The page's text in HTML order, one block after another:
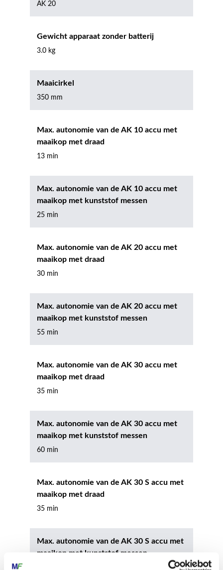
AK 20
Gewicht apparaat zonder batterij
3.0 kg
Maaicirkel
350 mm
Max. autonomie van de AK 10 accu met
maaikop met draad
13 min
Max. autonomie van de AK 10 accu met
maaikop met kunststof messen
25 min
Max. autonomie van de AK 20 accu met
maaikop met draad
30 min
Max. autonomie van de AK 20 accu met
maaikop met kunststof messen
55 min
Max. autonomie van de AK 30 accu met
maaikop met draad
35 min
Max. autonomie van de AK 30 accu met
maaikop met kunststof messen
60 min
Max. autonomie van de AK 30 S accu met
maaikop met draad
35 min
Max. autonomie van de AK 30 S accu met
maaikop met kunststof messen